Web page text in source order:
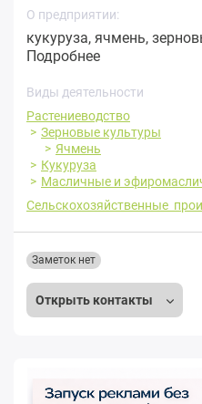
О предприятии:
кукуруза, ячмень,
Подробнее
Виды деятельности
Растениеводство
Зерновые культуры
Ячмень
Кукуруза
Масличные и
Сельскохозяйственные
Открыть контакты
Заметок нет